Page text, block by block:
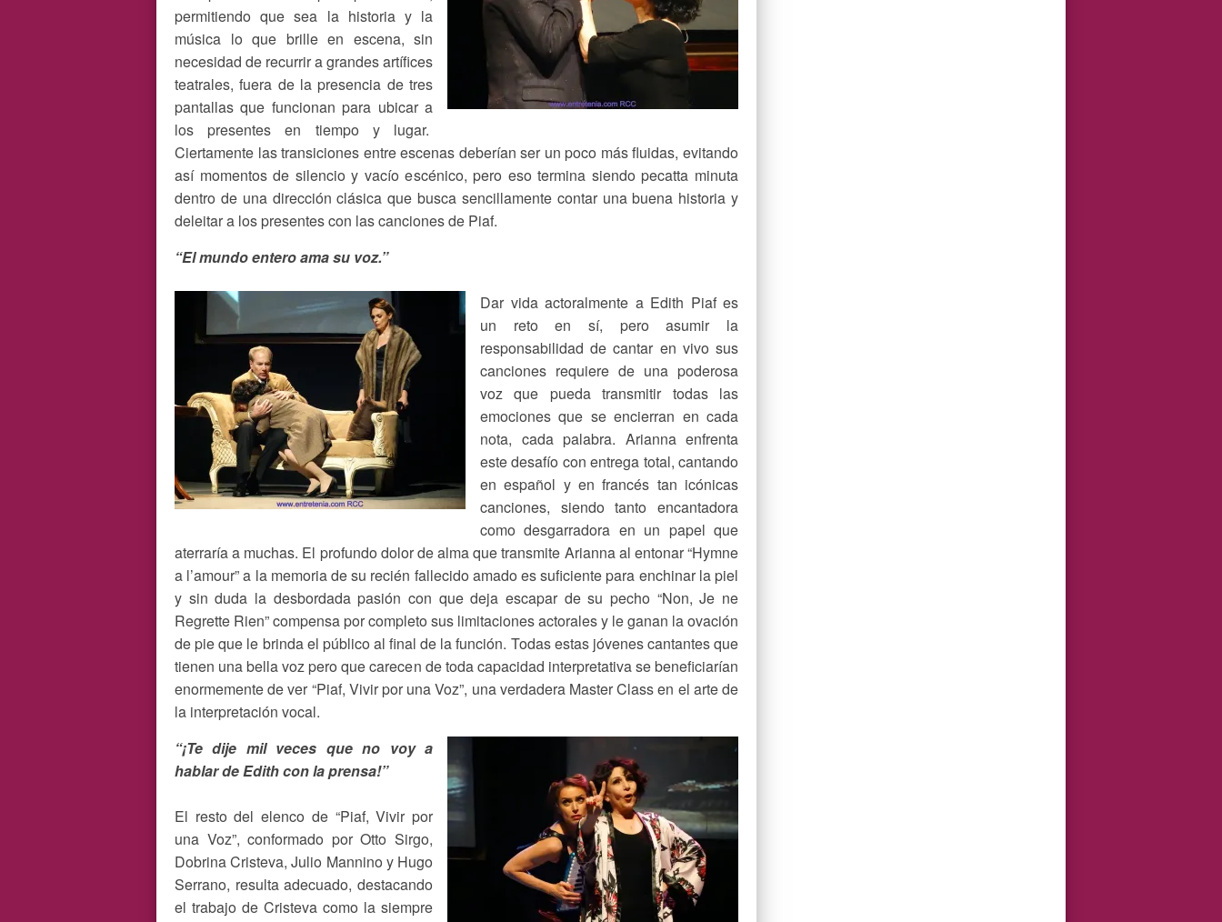
permitiendo que sea la historia y la
música lo que brille en escena, sin
necesidad de recurrir a grandes artífices
teatrales, fuera de la presencia de tres
pantallas que funcionan para ubicar a
los presentes en tiempo y lugar.
Ciertamente las transiciones entre escenas deberían ser un poco más fluidas, evitando
así momentos de silencio y vacío escénico, pero eso termina siendo pecatta minuta
dentro de una dirección clásica que busca sencillamente contar una buena historia y
deleitar a los presentes con las canciones de Piaf.
“El mundo entero ama su voz.”
Dar vida actoralmente a Edith Piaf es
un reto en sí, pero asumir la
responsabilidad de cantar en vivo sus
canciones requiere de una poderosa
voz que pueda transmitir todas las
emociones que se encierran en cada
nota, cada palabra. Arianna enfrenta
este desafío con entrega total, cantando
en español y en francés tan icónicas
canciones, siendo tanto encantadora
como desgarradora en un papel que
aterraría a muchas. El profundo dolor de alma que transmite Arianna al entonar “Hymne
a l’amour” a la memoria de su recién fallecido amado es suficiente para enchinar la piel
y sin duda la desbordada pasión con que deja escapar de su pecho “Non, Je ne
Regrette Rien” compensa por completo sus limitaciones actorales y le ganan la ovación
de pie que le brinda el público al final de la función. Todas estas jóvenes cantantes que
tienen una bella voz pero que carecen de toda capacidad interpretativa se beneficiarían
enormemente de ver “Piaf, Vivir por una Voz”, una verdadera Master Class en el arte de
la interpretación vocal.
“¡Te dije mil veces que no voy a
hablar de Edith con la prensa!”
El resto del elenco de “Piaf, Vivir por
una Voz”, conformado por Otto Sirgo,
Dobrina Cristeva, Julio Mannino y Hugo
Serrano, resulta adecuado, destacando
el trabajo de Cristeva como la siempre